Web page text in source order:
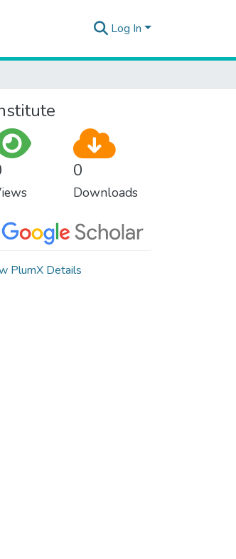
Log In
0
Downloads
PlumX Details